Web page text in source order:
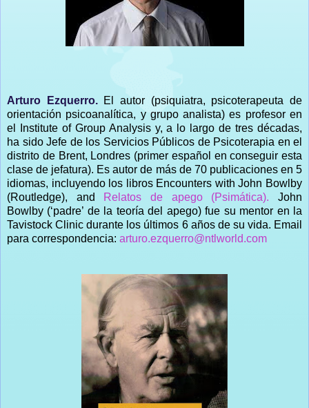
Arturo Ezquerro.El autor (psiquiatra, psicoterapeuta de
orientación psicoanalítica, y grupo analista) es profesor en
el Institute of Group Analysis y, a lo largo de tres décadas,
ha sido Jefe de los Servicios Públicos de Psicoterapia en el
distrito de Brent, Londres (primer español en conseguir esta
clase de jefatura). Es autor de más de 70 publicaciones en 5
idiomas, incluyendo los libros Encounters with John Bowlby
(Routledge), and Relatos de apego (Psimática). John
Bowlby (‘padre’ de la teoría del apego) fue su mentor en la
Tavistock Clinic durante los últimos 6 años de su vida. Email
para correspondencia: arturo.ezquerro@ntlworld.com